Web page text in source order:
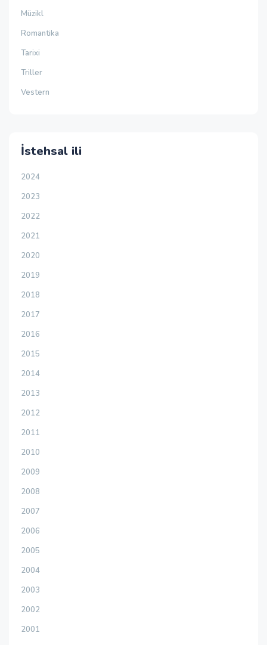
Müzikl
Romantika
Tarixi
Triller
Vestern
İstehsal ili
2024
2023
2022
2021
2020
2019
2018
2017
2016
2015
2014
2013
2012
2011
2010
2009
2008
2007
2006
2005
2004
2003
2002
2001